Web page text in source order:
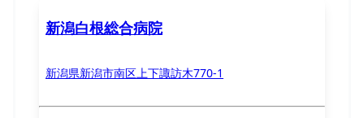
新潟白根総合病院
新潟県新潟市南区上下諏訪木770-1